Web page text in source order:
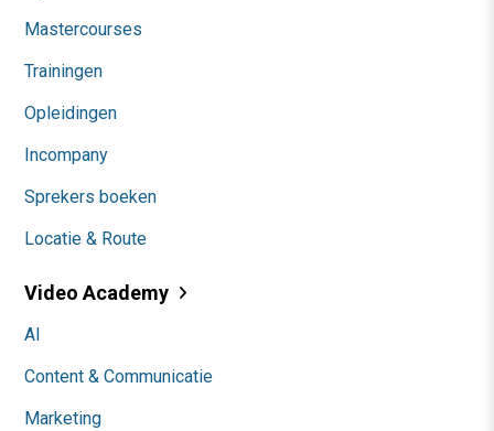
Mastercourses
Trainingen
Opleidingen
Incompany
Sprekers boeken
Locatie & Route
Video Academy
AI
Content & Communicatie
Marketing